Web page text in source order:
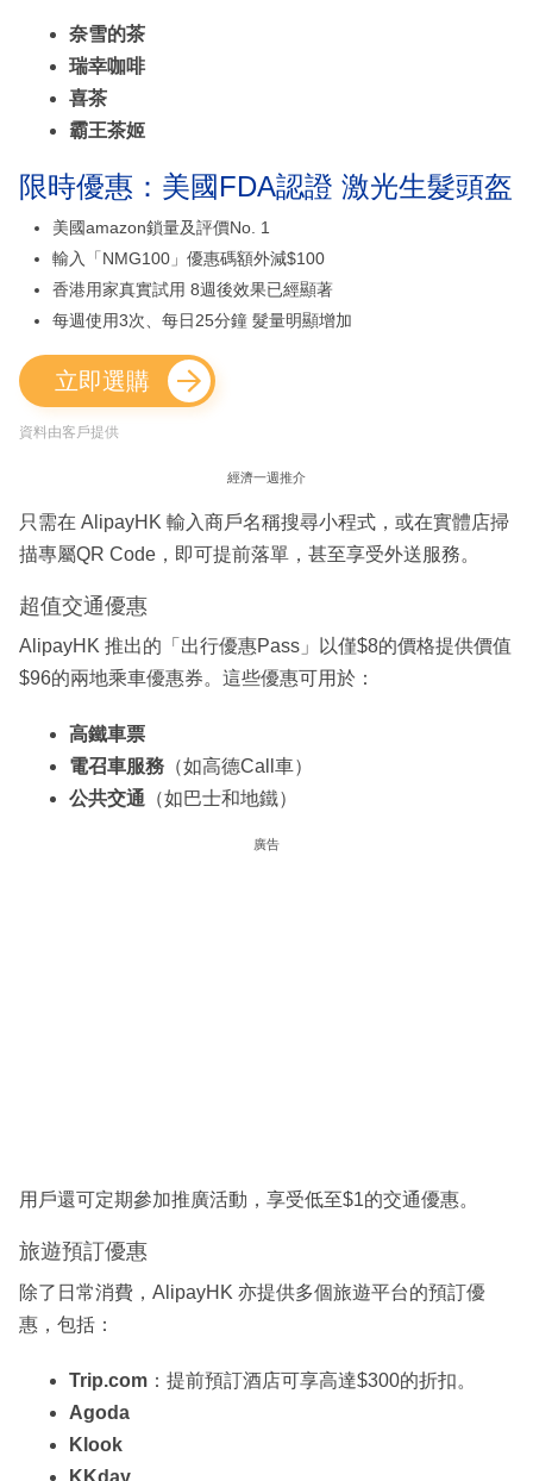
奈雪的茶
瑞幸咖啡
喜茶
霸王茶姬
限時優惠：美國FDA認證 激光生髮頭盔
美國amazon鎖量及評價No. 1
輸入「NMG100」優惠碼額外減$100
香港用家真實試用 8週後效果已經顯著
每週使用3次、每日25分鐘 髮量明顯增加
立即選購
資料由客戶提供
經濟一週推介
只需在 AlipayHK 輸入商戶名稱搜尋小程式，或在實體店掃
描專屬QR Code，即可提前落單，甚至享受外送服務。
超值交通優惠
AlipayHK 推出的「出行優惠Pass」以僅$8的價格提供價值
$96的兩地乘車優惠券。這些優惠可用於：
高鐵車票
電召車服務 （如高德Call車）
公共交通 （如巴士和地鐵）
廣告
用戶還可定期參加推廣活動，享受低至$1的交通優惠。
旅遊預訂優惠
除了日常消費，AlipayHK 亦提供多個旅遊平台的預訂優
惠，包括：
Trip.com ：提前預訂酒店可享高達$300的折扣。
Agoda
Klook
KKday